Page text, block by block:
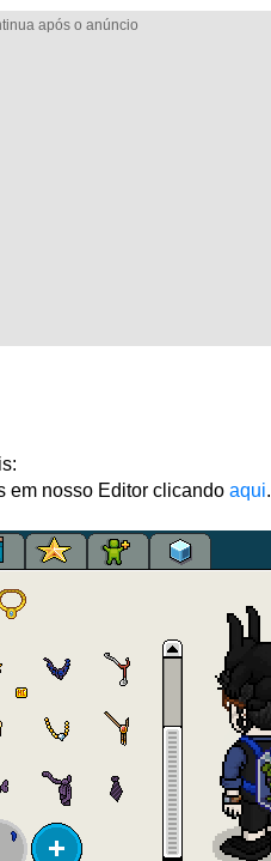
em nosso Editor clicando aqui.